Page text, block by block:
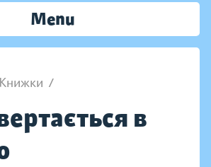
Menu
Книжки /
в